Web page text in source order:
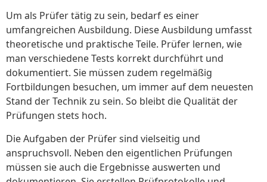
Um als Prüfer tätig zu sein, bedarf es einer
umfangreichen Ausbildung. Diese Ausbildung umfasst
theoretische und praktische Teile. Prüfer lernen, wie
man verschiedene Tests korrekt durchführt und
dokumentiert. Sie müssen zudem regelmäßig
Fortbildungen besuchen, um immer auf dem neuesten
Stand der Technik zu sein. So bleibt die Qualität der
Prüfungen stets hoch.
Die Aufgaben der Prüfer sind vielseitig und
anspruchsvoll. Neben den eigentlichen Prüfungen
müssen sie auch die Ergebnisse auswerten und